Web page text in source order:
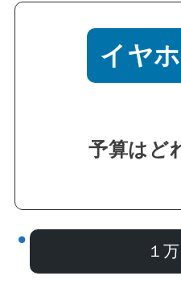
イヤ
予算はど
１